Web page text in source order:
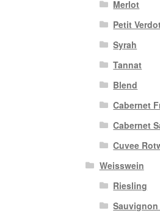
Merlot
Petit
Syrah
Tannat
Blend
Cabernet
Cabernet
Cuvee
Weisswein
Riesling